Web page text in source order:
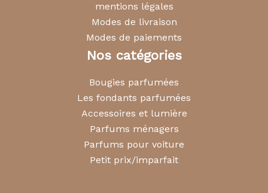
mentions légales
Modes de livraison
Modes de paiements
Nos catégories
Bougies parfumées
Les fondants parfumées
Accessoires et lumière
Parfums ménagers
Parfums pour voiture
Petit prix/imparfait